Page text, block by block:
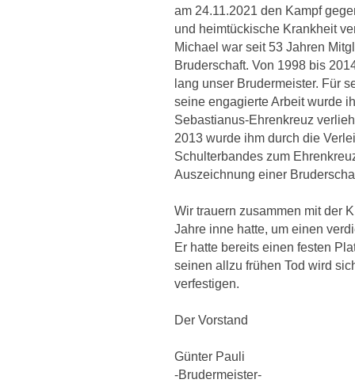
am 24.11.2021 den Kampf
und heimtückische Krankheit
Michael war seit 53 Jahren
Bruderschaft. Von 1998 bis
lang unser Brudermeister. Für
seine engagierte Arbeit wurde
Sebastianus-Ehrenkreuz
2013 wurde ihm durch die
Schulterbandes zum
Auszeichnung einer
Wir trauern zusammen mit der
Jahre inne hatte, um einen
Er hatte bereits einen festen
seinen allzu frühen Tod wird
verfestigen.
Der Vorstand
Günter Pauli
-Brudermeister-